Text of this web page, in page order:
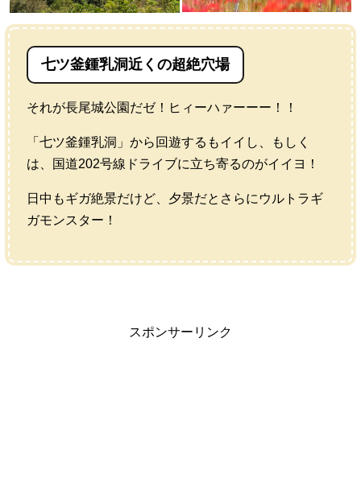
七ツ釜鍾乳洞近くの超絶穴場
それが長尾城公園だゼ！ヒィーハァーーー！！
「七ツ釜鍾乳洞」から回遊するもイイし、もしく
は、国道202号線ドライブに立ち寄るのがイイヨ！
日中もギガ絶景だけど、夕景だとさらにウルトラギ
ガモンスター！
スポンサーリンク